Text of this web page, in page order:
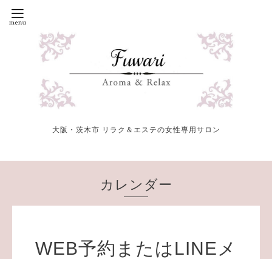
大阪・茨木市 リラク＆エステの女性専用サロン
カレンダー
WEB予約またはLINEメ